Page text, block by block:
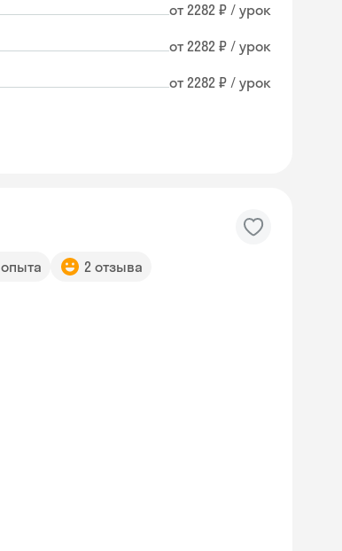
от 2282 ₽ / урок
от 2282 ₽ / урок
от 2282 ₽ / урок
опыта 2 отзыва